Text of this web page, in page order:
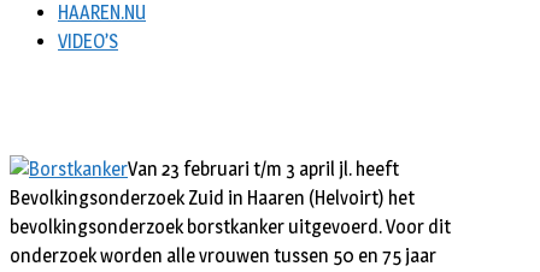
HAAREN.NU
VIDEO’S
Van 23 februari t/m 3 april jl. heeft
Bevolkingsonderzoek Zuid in Haaren (Helvoirt) het
bevolkingsonderzoek borstkanker uitgevoerd. Voor dit
onderzoek worden alle vrouwen tussen 50 en 75 jaar